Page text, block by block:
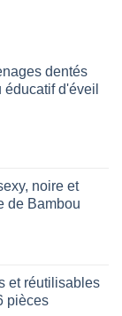
dentés
d'éveil
noire et
de Bambou
et réutilisables
pièces